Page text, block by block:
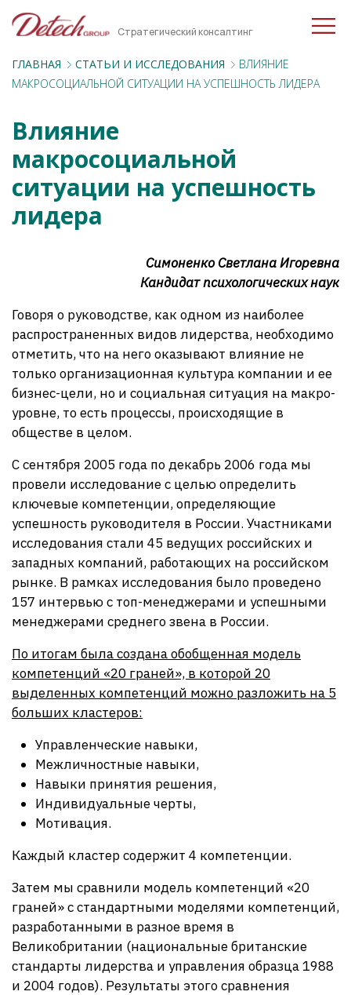
Стратегический консалтинг
ГЛАВНАЯ CТАТЬИ И ИССЛЕДОВАНИЯ
ВЛИЯНИЕ
МАКРОСОЦИАЛЬНОЙ СИТУАЦИИ НА УСПЕШНОСТЬ ЛИДЕРА
Влияние
макросоциальной
ситуации на успешность
лидера
Симоненко Светлана Игоревна
Кандидат психологических наук
Говоря о руководстве, как одном из наиболее
распространенных видов лидерства, необходимо
отметить, что на него оказывают влияние не
только организационная культура компании и ее
бизнес-цели, но и социальная ситуация на макро-
уровне, то есть процессы, происходящие в
обществе в целом.
С сентября 2005 года по декабрь 2006 года мы
провели исследование с целью определить
ключевые компетенции, определяющие
успешность руководителя в России. Участниками
исследования стали 45 ведущих российских и
западных компаний, работающих на российском
рынке. В рамках исследования было проведено
157 интервью с топ-менеджерами и успешными
менеджерами среднего звена в России.
По итогам была создана обобщенная модель
компетенций «20 граней», в которой 20
выделенных компетенций можно разложить на 5
больших кластеров:
Управленческие навыки,
Межличностные навыки,
Навыки принятия решения,
Индивидуальные черты,
Мотивация.
Каждый кластер содержит 4 компетенции.
Затем мы сравнили модель компетенций «20
граней» с стандартными моделями компетенций,
разработанными в разное время в
Великобритании (национальные британские
стандарты лидерства и управления образца 1988
и 2004 годов). Результаты этого сравнения